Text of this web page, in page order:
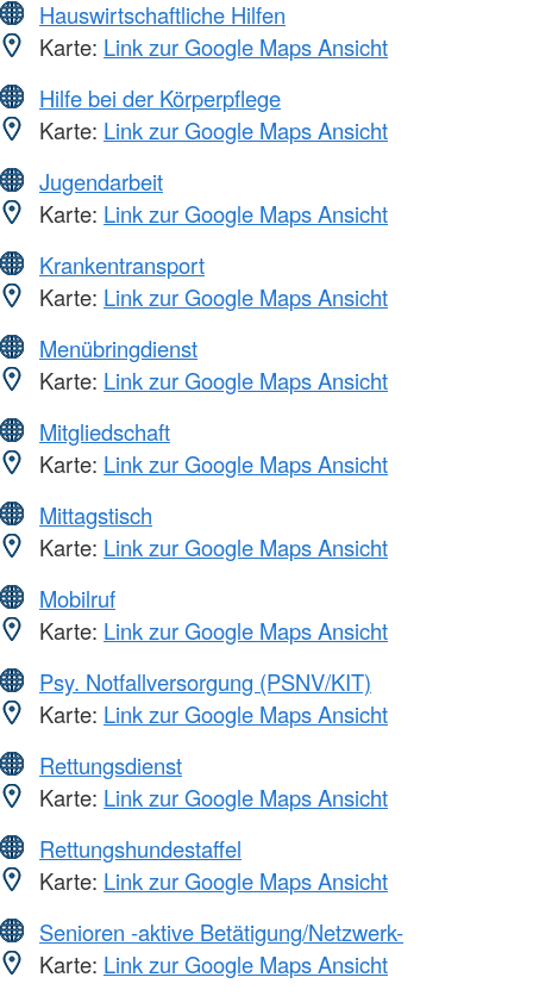
Hauswirtschaftliche Hilfen
Karte: Link zur Google Maps Ansicht
Hilfe bei der Körperpflege
Karte: Link zur Google Maps Ansicht
Jugendarbeit
Karte: Link zur Google Maps Ansicht
Krankentransport
Karte: Link zur Google Maps Ansicht
Menübringdienst
Karte: Link zur Google Maps Ansicht
Mitgliedschaft
Karte: Link zur Google Maps Ansicht
Mittagstisch
Karte: Link zur Google Maps Ansicht
Mobilruf
Karte: Link zur Google Maps Ansicht
Psy. Notfallversorgung (PSNV/KIT)
Karte: Link zur Google Maps Ansicht
Rettungsdienst
Karte: Link zur Google Maps Ansicht
Rettungshundestaffel
Karte: Link zur Google Maps Ansicht
Senioren -aktive Betätigung/Netzwerk-
Karte: Link zur Google Maps Ansicht